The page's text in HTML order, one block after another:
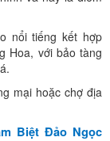
nổi tiếng kết hợp
Hoa, với bảo tàng
mại hoặc chợ địa
Biệt Đảo Ngọc